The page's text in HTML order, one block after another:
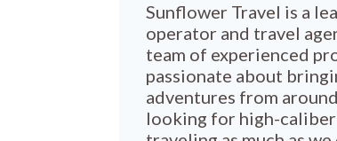
Sunflower Travel is a
operator and travel
team of experienced
passionate about
adventures from
looking for high-